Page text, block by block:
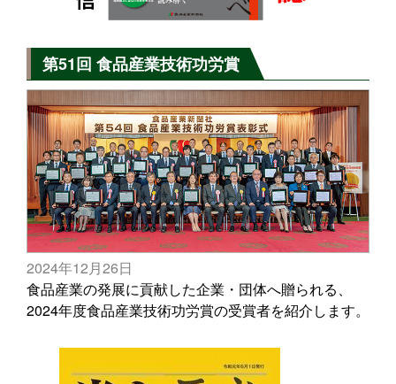
第51回 食品産業技術功労賞
2024年12月26日
食品産業の発展に貢献した企業・団体へ贈られる、
2024年度食品産業技術功労賞の受賞者を紹介します。